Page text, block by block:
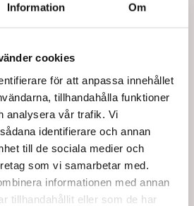
Information Om
cookies
för att anpassa innehållet
tillhandahålla funktioner
analysera vår trafik. Vi
identifierare och annan
till de sociala medier och
som vi samarbetar med.
informationen med annan
tillhandahållit eller som de har
med denna produkt